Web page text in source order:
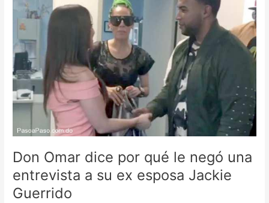
Don Omar dice por qué le negó una
entrevista a su ex esposa Jackie
Guerrido
Omar
dice
por
qué
le
negó
entrevista
a
ex
esposa
Jackie
Guerrido